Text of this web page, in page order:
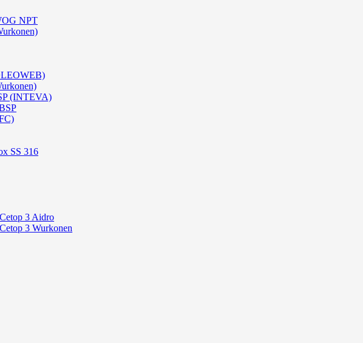
NPT
(INTEVA)
SS 316
3 Aidro
3 Wurkonen